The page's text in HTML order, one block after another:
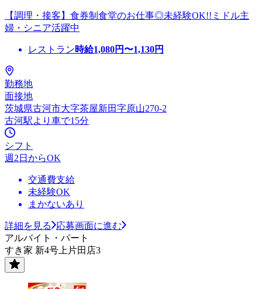
【調理・接客】食券制食堂のお仕事◎未経験OK!!ミドル主
婦・シニア活躍中
レストラン時給1,080円〜1,130円
勤務地
面接地
茨城県古河市大字茶屋新田字原山270-2
古河駅より車で15分
シフト
週2日からOK
交通費支給
未経験OK
まかないあり
詳細を見る
応募画面に進む
アルバイト・パート
すき家 新4号上片田店3